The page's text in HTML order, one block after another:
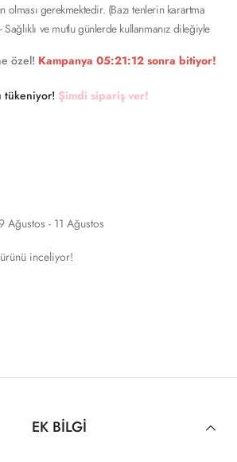
olması gerekmektedir. (Bazı tenlerin karartma
Sağlıklı ve mutlu günlerde kullanmanız dileğiyle
özel! Kampanya 05:21:11sonra bitiyor!
tükeniyor! Şimdi sipariş ver!
Ağustos - 11 Ağustos
inceliyor!
EK BILGI